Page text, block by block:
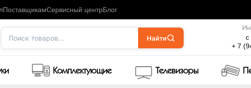
ПоставщикамСервисный центрБлог
Поиск товаров... Найти
с
+ 7
Комплектующие Телевизоры